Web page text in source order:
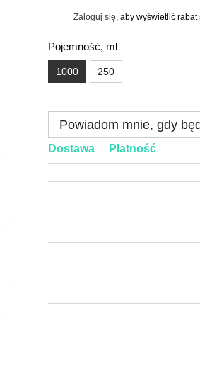
Zaloguj się , aby wyświetlić
Pojemność, ml
1000 250
Powiadom mnie, gdy
Dostawa Płatność